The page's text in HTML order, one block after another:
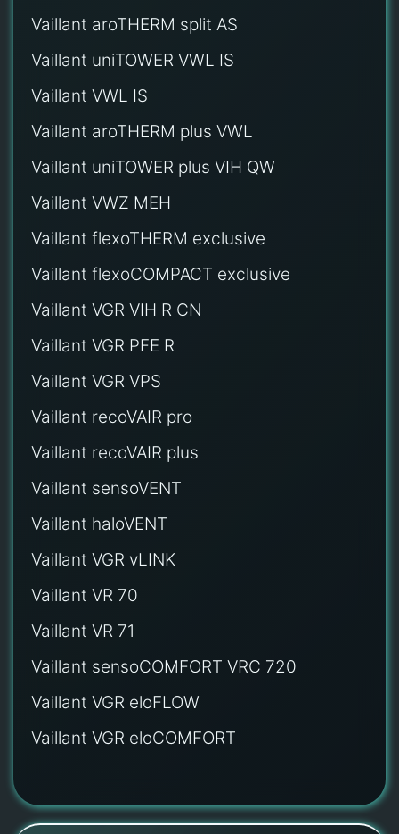
Vaillant aroTHERM split AS
Vaillant uniTOWER VWL IS
Vaillant VWL IS
Vaillant aroTHERM plus VWL
Vaillant uniTOWER plus VIH QW
Vaillant VWZ MEH
Vaillant flexoTHERM exclusive
Vaillant flexoCOMPACT exclusive
Vaillant VGR VIH R CN
Vaillant VGR PFE R
Vaillant VGR VPS
Vaillant recoVAIR pro
Vaillant recoVAIR plus
Vaillant sensoVENT
Vaillant haloVENT
Vaillant VGR vLINK
Vaillant VR 70
Vaillant VR 71
Vaillant sensoCOMFORT VRC 720
Vaillant VGR eloFLOW
Vaillant VGR eloCOMFORT